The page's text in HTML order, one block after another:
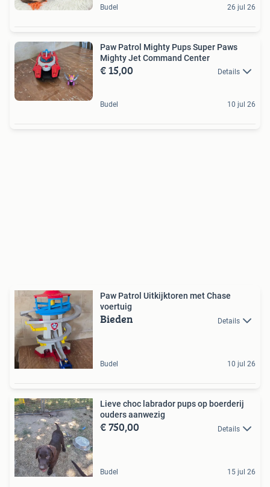
Budel 26 jul 26
Paw Patrol Mighty Pups Super Paws
Mighty Jet Command Center
€ 15,00 Details
Budel 10 jul 26
Paw Patrol Uitkijktoren met Chase
voertuig
Bieden Details
Budel 10 jul 26
Lieve choc labrador pups op boerderij
ouders aanwezig
€ 750,00 Details
Budel 15 jul 26